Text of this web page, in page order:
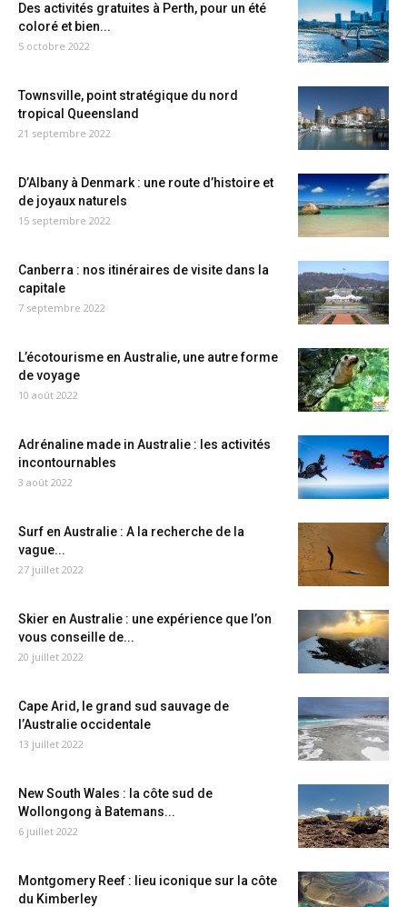
Des activités gratuites à Perth, pour un été
coloré et bien...
5 octobre 2022
Townsville, point stratégique du nord
tropical Queensland
21 septembre 2022
D’Albany à Denmark : une route d’histoire et
de joyaux naturels
15 septembre 2022
Canberra : nos itinéraires de visite dans la
capitale
7 septembre 2022
L’écotourisme en Australie, une autre forme
de voyage
10 août 2022
Adrénaline made in Australie : les activités
incontournables
3 août 2022
Surf en Australie : A la recherche de la
vague...
27 juillet 2022
Skier en Australie : une expérience que l’on
vous conseille de...
20 juillet 2022
Cape Arid, le grand sud sauvage de
l’Australie occidentale
13 juillet 2022
New South Wales : la côte sud de
Wollongong à Batemans...
6 juillet 2022
Montgomery Reef : lieu iconique sur la côte
du Kimberley